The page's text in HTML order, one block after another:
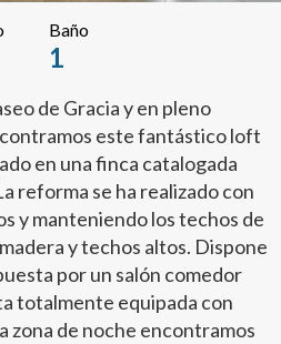
Baño
1
de Gracia y en pleno
este fantástico loft
en una finca catalogada
reforma se ha realizado con
y manteniendo los techos de
y techos altos. Dispone
por un salón comedor
totalmente equipada con
zona de noche encontramos